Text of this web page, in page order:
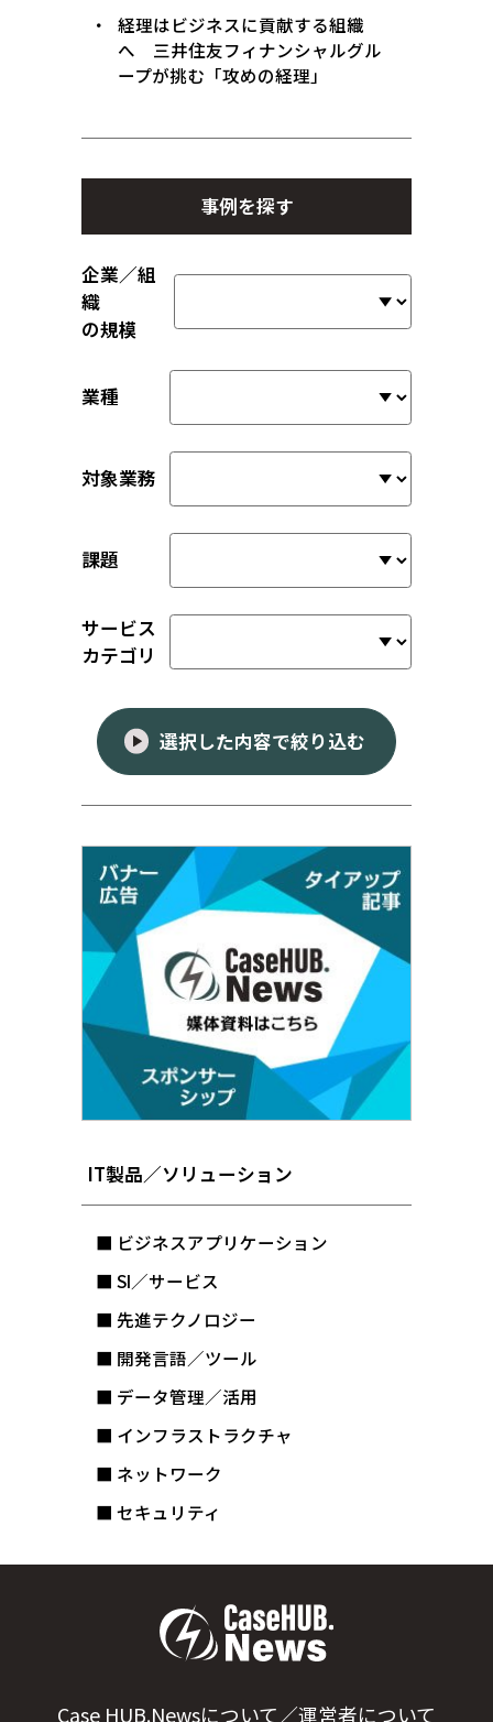
経理はビジネスに貢献する組織
へ 三井住友フィナンシャルグル
ープが挑む「攻めの経理」
事例を探す
企業／組
織
の規模
業種
対象業務
課題
サービス
カテゴリ
選択した内容で絞り込む
IT製品／ソリューション
■ ビジネスアプリケーション
■ SI／サービス
■ 先進テクノロジー
■ 開発言語／ツール
■ データ管理／活用
■ インフラストラクチャ
■ ネットワーク
■ セキュリティ
Case HUB.Newsについて／運営者について